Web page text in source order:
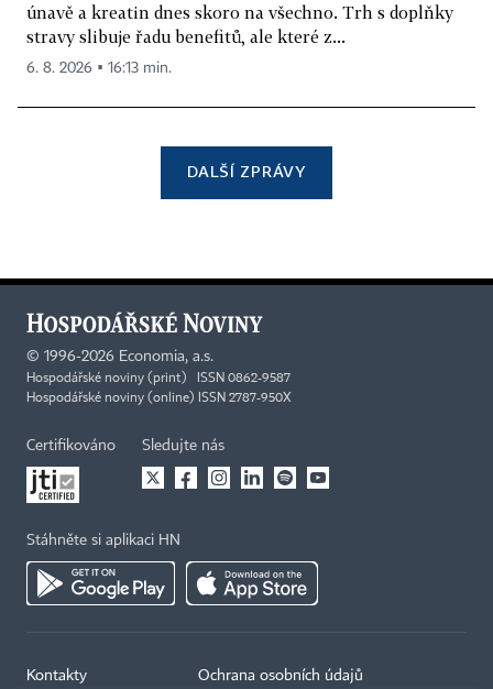
únavě a kreatin dnes skoro na všechno. Trh s doplňky
stravy slibuje řadu benefitů, ale které z...
6. 8. 2026 ▪ 16:13 min.
DALŠÍ ZPRÁVY
© 1996-2026 Economia, a.s.
Hospodářské noviny (print) ISSN 0862-9587
Hospodářské noviny (online) ISSN 2787-950X
Certifikováno Sledujte nás
Stáhněte si aplikaci HN
Kontakty Ochrana osobních údajů